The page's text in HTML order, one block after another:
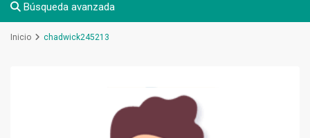
Búsqueda avanzada
Inicio chadwick245213